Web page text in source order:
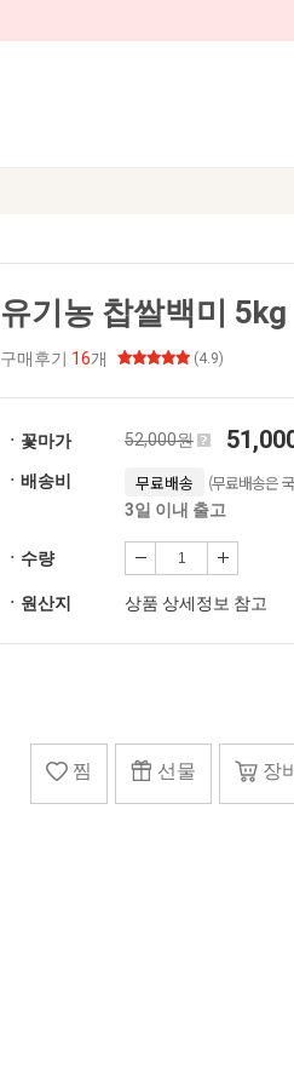
유기농 찹쌀백미 5kg
구매후기 16개 (4.9)
ㆍ꽃마가 52,000원
ㆍ배송비 무료배송 (무료배송은
3일 이내 출고
ㆍ수량
ㆍ원산지 상품 상세정보 참고
찜 선물 장